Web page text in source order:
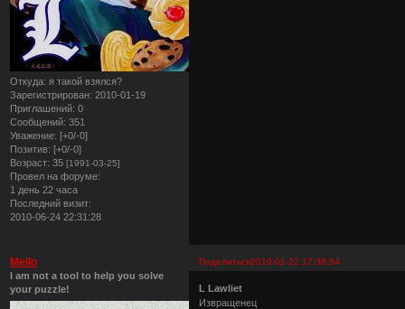
Откуда: я такой взялся?
Зарегистрирован: 2010-01-19
Приглашений: 0
Сообщений: 351
Уважение: [+0/-0]
Позитив: [+0/-0]
Возраст: 35 [1991-03-25]
Провел на форуме:
1 день 22 часа
Последний визит:
2010-06-24 22:31:28
Поделиться2010-01-22 17:38:54
Mello
I am not a tool to help you solve
your puzzle!
L Lawliet
Извращенец